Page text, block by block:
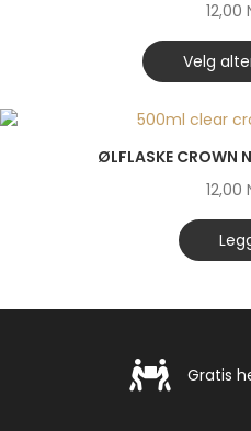
12,00
Velg
ØLFLASKE CROWN
12,00
Gratis Gratis